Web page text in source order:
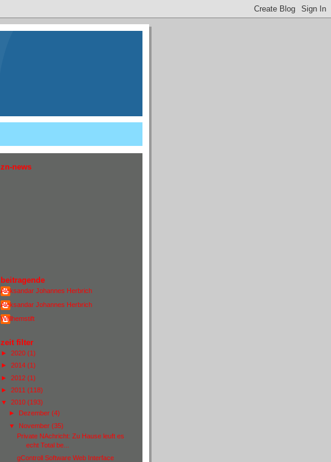
zn-news
beitragende
Aleksandar Johannes Herbrich
Aleksandar Johannes Herbrich
Wiillhemstift
zeit filter
► 2020 (1)
► 2014 (1)
► 2012 (1)
► 2011 (118)
▼ 2010 (193)
► Dezember (4)
▼ November (35)
Private NAchricht: Zu Hause leuft es
echt Total be...
gControll Software Web Interface